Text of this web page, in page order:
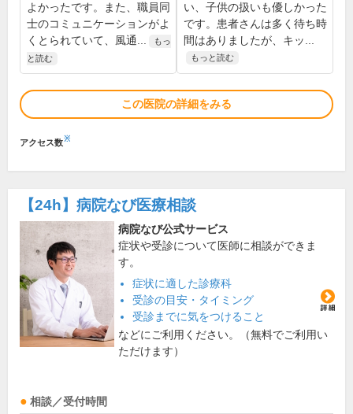
よかったです。また、職員同
士のコミュニケーションがよ
くとられていて、風通...
もっ
と読む
い、子供の扱いも優しかった
です。患者さんは多く待ち時
間はありましたが、キッ...
もっと読む
この医院の詳細をみる
アクセス数※
【24h】 病院なび医療相談
病院なび公式サービス
症状や受診について医師に相談ができま
す。
症状に適した診療科
受診の目安・タイミング
受診までに気をつけること
などにご利用ください。（無料でご利用い
ただけます）
相談／受付時間